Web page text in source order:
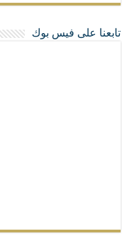
تابعنا على فيس بوك